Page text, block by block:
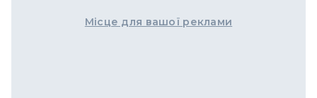
Місце для вашої реклами